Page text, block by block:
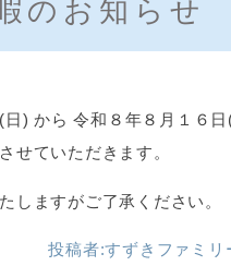
のお知らせ
) から 令和８年８月１６
せていただきます。
しますがご了承ください。
投稿者:すずきファミリ